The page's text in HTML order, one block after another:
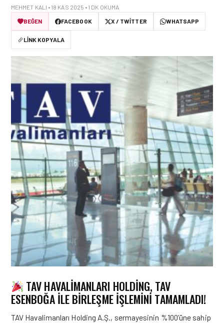
MEHMET KALI • 18 KAS 2025 • 1 DK OKUMA
BEĞEN
FACEBOOK X / TWITTER WHATSAPP
LINK KOPYALA
TAV HAVALİMANLARI HOLDİNG, TAV
ESENBOĞA İLE BİRLEŞME İŞLEMİNİ TAMAMLADI!
TAV Havalimanları Holding A.Ş., sermayesinin %100’üne sahip